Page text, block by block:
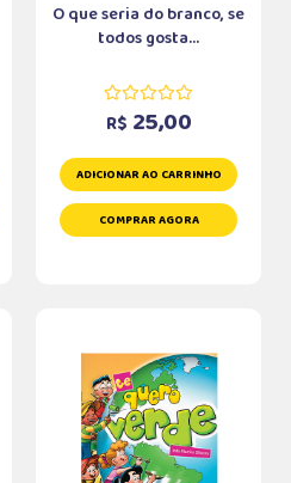
O que seria do branco, se
todos gosta...
R$ 25,00
ADICIONAR AO CARRINHO
COMPRAR AGORA